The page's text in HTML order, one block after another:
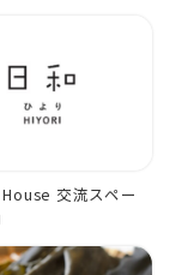
交流スペー